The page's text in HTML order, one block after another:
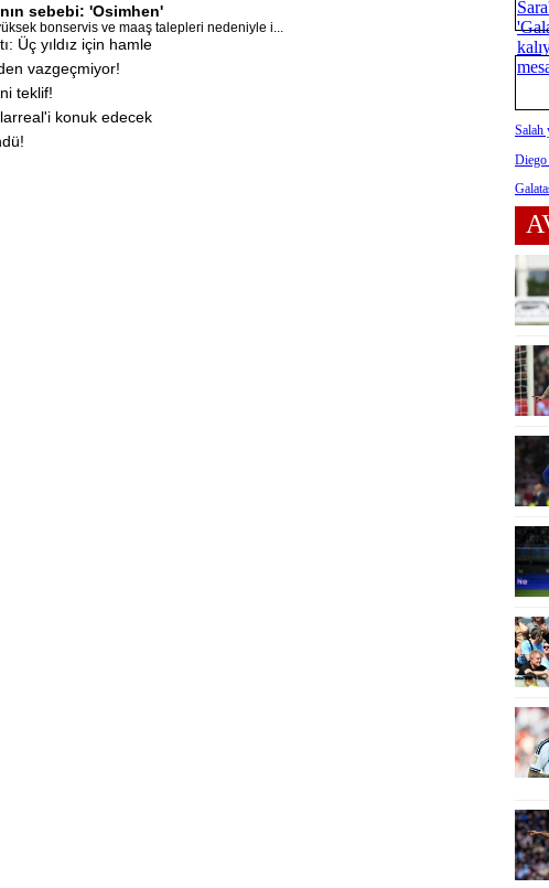
sebebi: 'Osimhen'
bonservis ve maaş talepleri nedeniyle i...
Üç yıldız için hamle
vazgeçmiyor!
teklif!
konuk edecek
Salah
Diego